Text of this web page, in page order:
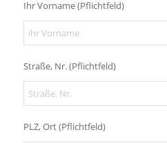
Ihr Vorname (Pflichtfeld)
Straße, Nr. (Pflichtfeld)
PLZ, Ort (Pflichtfeld)